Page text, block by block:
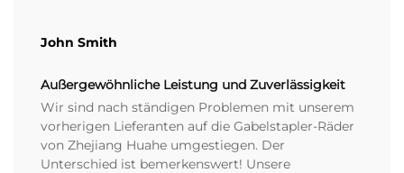
John Smith
Außergewöhnliche Leistung und Zuverlässigkeit
Wir sind nach ständigen Problemen mit unserem
vorherigen Lieferanten auf die Gabelstapler-Räder
von Zhejiang Huahe umgestiegen. Der
Unterschied ist bemerkenswert! Unsere